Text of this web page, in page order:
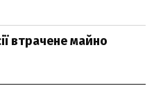
втрачене майно